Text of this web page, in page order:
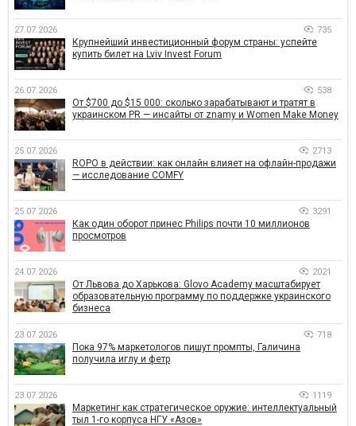
27.07.2026 735
Крупнейший инвестиционный форум страны: успейте
купить билет на Lviv Invest Forum
26.07.2026 538
От $700 до $15 000: сколько зарабатывают и тратят в
украинском PR — инсайты от znamy и Women Make Money
25.07.2026 2713
ROPO в действии: как онлайн влияет на офлайн-продажи
— исследование COMFY
25.07.2026 3291
Как один оборот принес Philips почти 10 миллионов
просмотров
24.07.2026 2021
От Львова до Харькова: Glovo Academy масштабирует
образовательную программу по поддержке украинского
бизнеса
23.07.2026 718
Пока 97% маркетологов пишут промпты, Галичина
получила иглу и фетр
23.07.2026 1119
Маркетинг как стратегическое оружие: интеллектуальный
тыл 1-го корпуса НГУ «Азов»